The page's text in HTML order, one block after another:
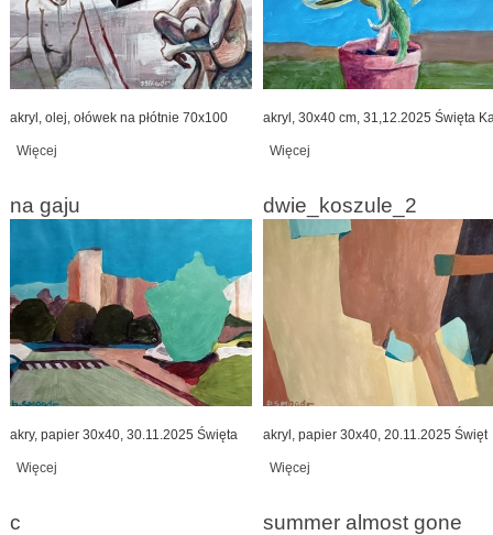
akryl, olej, ołówek na płótnie 70x100
Więcej
akryl, 30x40 cm, 31,12.2025 Święta
Więcej
na gaju
akry, papier 30x40, 30.11.2025 Święta
Więcej
dwie_koszule_2
akryl, papier 30x40, 20.11.2025 Święt
Więcej
c summer almost gone